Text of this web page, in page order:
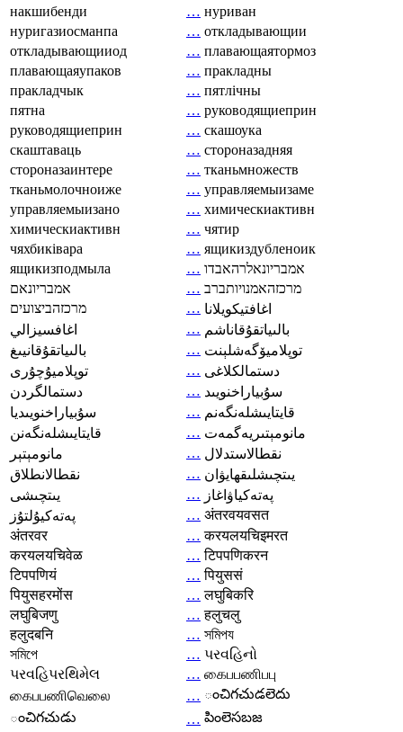
накшибенди
… нуриван
нуригазиосманпа
… откладывающии
откладывающииод
… плавающаятормоз
плавающаяупаков
… пракладны
пракладчык
… пятлічны
пятна
… руководящиеприн
руководящиеприн
… скашоука
скаштаваць
… стороназадняя
стороназаинтере
… тканьмножеств
тканьмолочноиже
… управляемыизаме
управляемыизано
… химическиактивн
химическиактивн
… чятир
чяхбиківара
… ящикиздубленоик
ящикизподмыла
… אמבריונאלרהאבדו
אמבריונאם
… מרכזהאמנויותברב
מרכזהביצועים
… اغافتيكويلانا
اغافسيزالي
… بالىياتقۇقاناشم
بالىياتقۇقانيىغ
… توپلاميۆگەشلېنت
توپلاميۇچۇرى
… دستمالکلاغی
دستمالگردن
… سۇبياراخنويىد
سۇبياراخنويىديا
… قايتايىشلەنگەنم
قايتايىشلەنگەنن
… مانومېتىريەگمەت
مانومېتېر
… نقطالاستدلال
نقطالانطلاق
… يىتچىشلىقھايۋان
يىتچىشى
… پەتەكياۋاغاز
پەتەكيۇلتۇز
… अंतरवयवसत
अंतरवर
… करयलयचिइमरत
करयलयचिवेळ
… टिपपणिकरन
टिपपणियं
… पियुससं
पियुसहरमोंस
… लघुबिकरि
लघुबिजणु
… हलुचलु
हलुदबनि
… সমিপয
সমিপে
… પરવહિનો
પરવહિપરથિમેલ
… கைபபணிபபு
கைபபணிவெலை
… ంచిగచుడలెదు
ంచిగచుడు
… పింలెసబజ